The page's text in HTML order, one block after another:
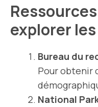
explorer
Bureau du
Pour obtenir
National